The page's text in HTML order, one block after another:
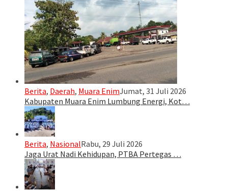
Berita, Daerah, Muara EnimJumat, 31 Juli 2026
Kabupaten Muara Enim Lumbung Energi, Kot…
Berita, NasionalRabu, 29 Juli 2026
Jaga Urat Nadi Kehidupan, PTBA Pertegas …